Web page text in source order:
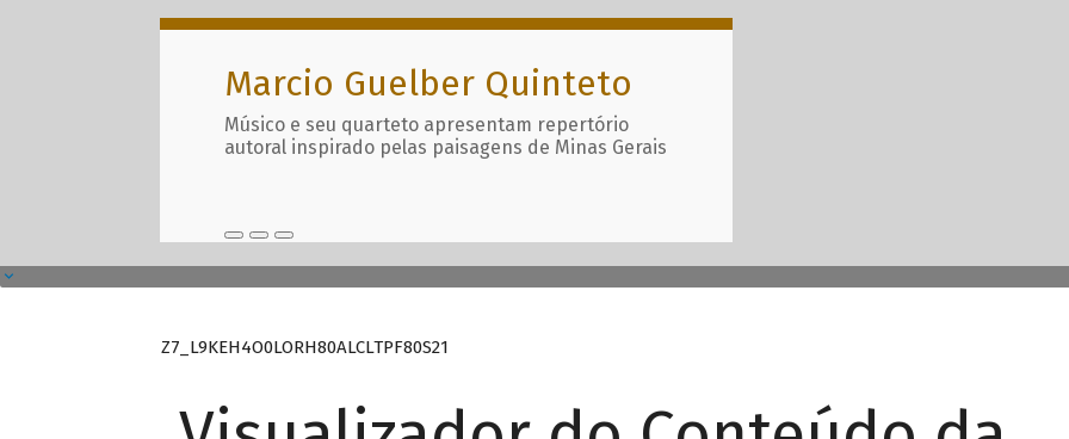
Marcio Guelber Quinteto
Músico e seu quarteto apresentam repertório
autoral inspirado pelas paisagens de Minas Gerais
Z7_L9KEH4O0LORH80ALCLTPF80S21